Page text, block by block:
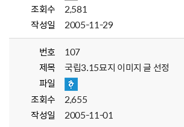
조회수
2,581
작성일
2005-11-29
번호
107
제목
국립3.15묘지 이미지 글 선정
파일
조회수
2,655
작성일
2005-11-01